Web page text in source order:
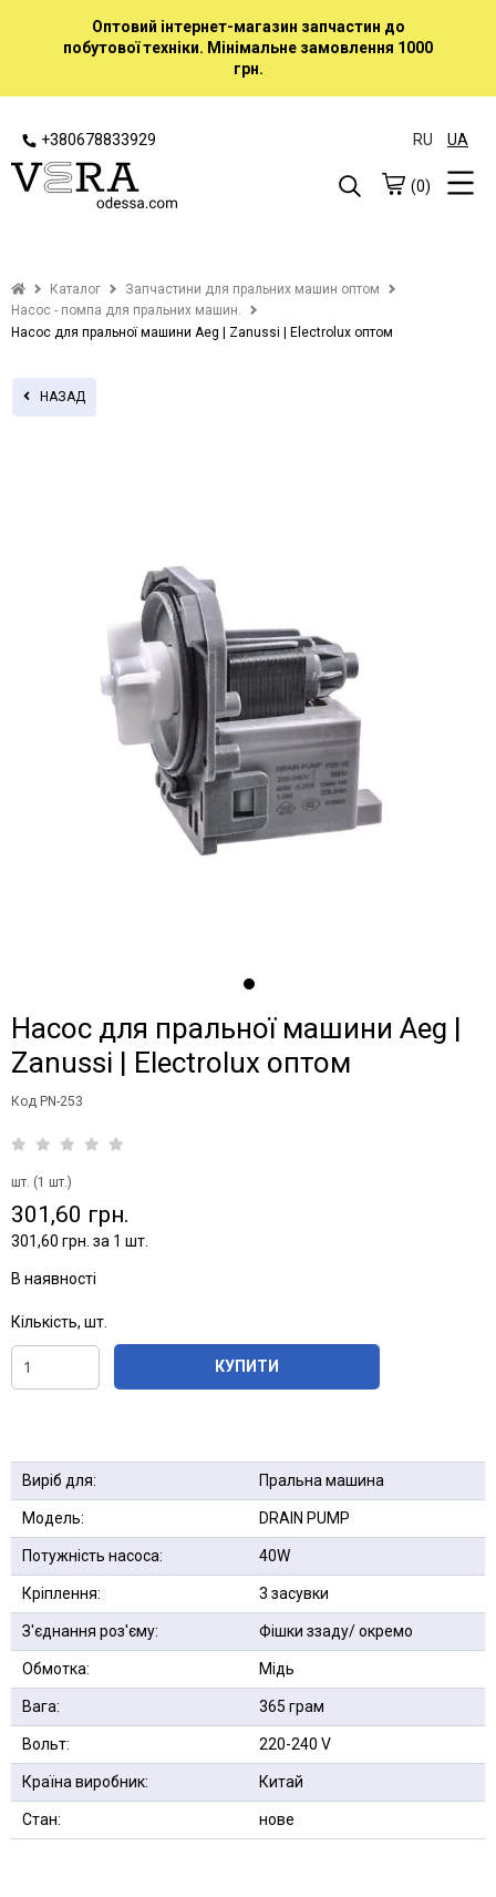
Оптовий інтернет-магазин запчастин до
побутової техніки. Мінімальне замовлення 1000
грн.
+380678833929 RU UA
(0)
Каталог
Запчастини для пральних машин оптом
Насос - помпа для пральних машин.
Насос для пральної машини Aeg | Zanussi | Electrolux оптом
НАЗАД
Насос для пральної машини Aeg |
Zanussi | Electrolux оптом
Код PN-253
шт. (1 шт.)
301,60 грн.
301,60 грн. за 1 шт.
В наявності
Кількість, шт.
КУПИТИ
Виріб для: Пральна машина
Модель: DRAIN PUMP
Потужність насоса: 40W
Кріплення: 3 засувки
З'єднання роз'єму: Фішки ззаду/ окремо
Обмотка: Мідь
Вага: 365 грам
Вольт: 220-240 V
Країна виробник: Китай
Стан: нове